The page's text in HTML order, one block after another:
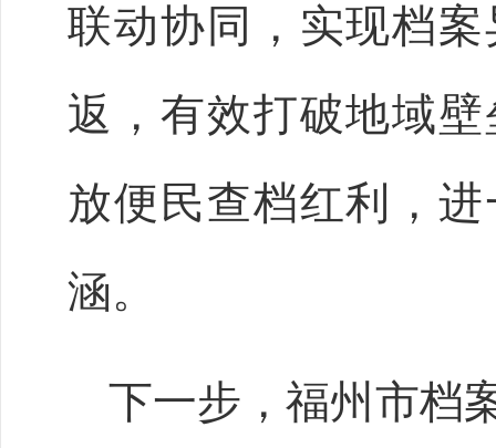
联动协同，实现档
返，有效打破地域
放便民查档红利，
涵。
下一步，福州市档